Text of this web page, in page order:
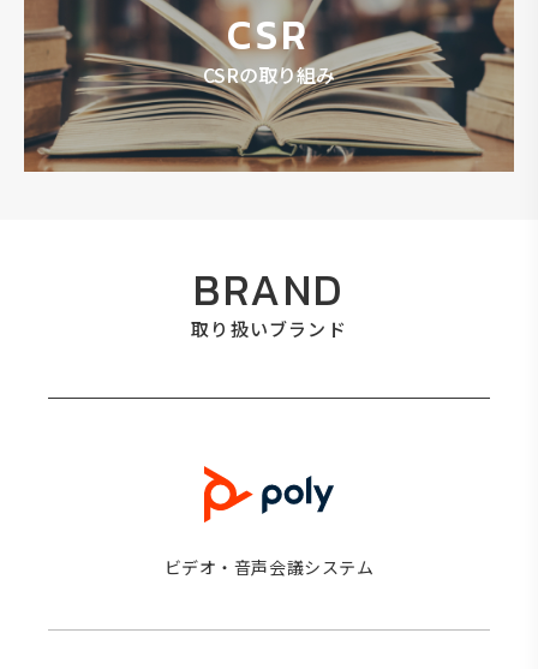
CSR
CSRの取り組み
BRAND
取り扱いブランド
ビデオ・音声会議システム